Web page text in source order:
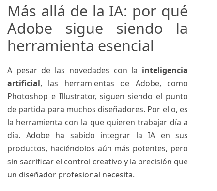
Más allá de la IA: por qué
Adobe sigue siendo la
herramienta esencial
A pesar de las novedades con la inteligencia
artificial, las herramientas de Adobe, como
Photoshop e Illustrator, siguen siendo el punto
de partida para muchos diseñadores. Por ello, es
la herramienta con la que quieren trabajar día a
día. Adobe ha sabido integrar la IA en sus
productos, haciéndolos aún más potentes, pero
sin sacrificar el control creativo y la precisión que
un diseñador profesional necesita.